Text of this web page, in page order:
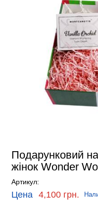
Подарунковий
жінок Wonder
Артикул:
Цена 4,100 грн.